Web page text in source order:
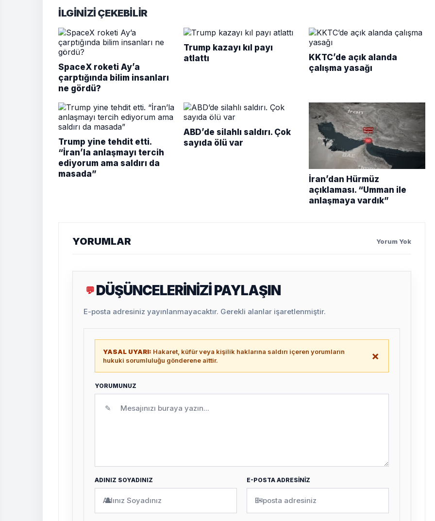
İLGİNİZİ ÇEKEBİLİR
SpaceX roketi Ay’a
çarptığında bilim insanları
ne gördü?
Trump kazayı kıl payı
atlattı
KKTC’de açık alanda
çalışma yasağı
Trump yine tehdit etti.
“İran’la anlaşmayı tercih
ediyorum ama saldırı da
masada”
ABD’de silahlı saldırı. Çok
sayıda ölü var
İran’dan Hürmüz
açıklaması. “Umman ile
anlaşmaya vardık”
YORUMLAR Yorum Yok
💬 DÜŞÜNCELERİNİZİ PAYLAŞIN
E-posta adresiniz yayınlanmayacaktır. Gerekli alanlar işaretlenmiştir.
YASAL UYARI: Hakaret, küfür veya kişilik haklarına saldırı içeren yorumların
hukuki sorumluluğu gönderene aittir.
×
YORUMUNUZ
✎
ADINIZ SOYADINIZ
👤
E-POSTA ADRESİNİZ
✉